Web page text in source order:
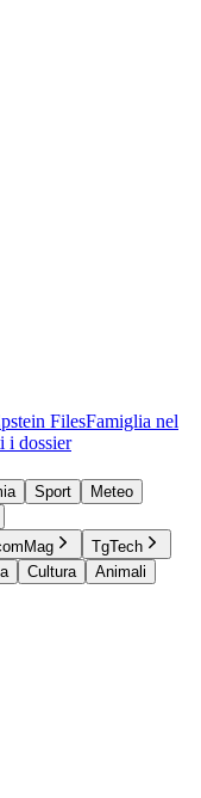
FilesFamiglia nel
i dossier
Sport
Meteo
TgTech
Cultura
Animali